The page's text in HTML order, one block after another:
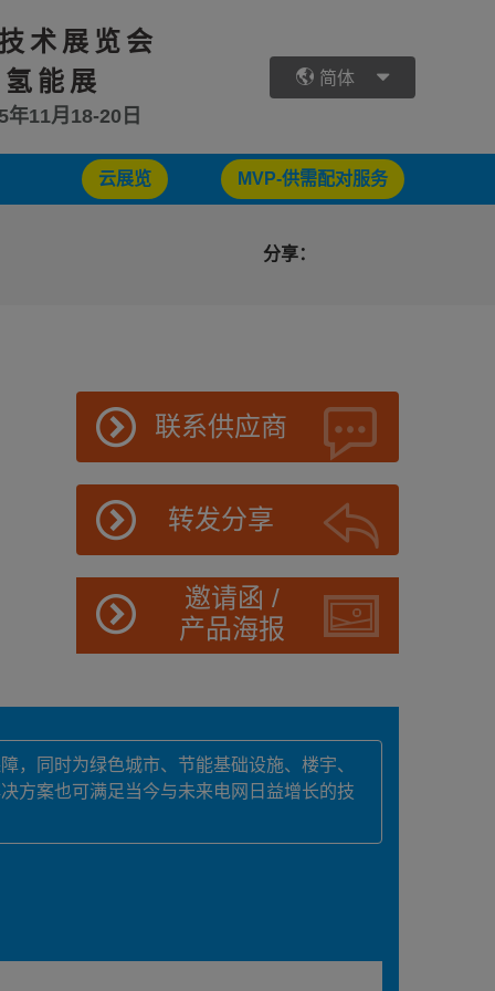
术展览会
能展
年11月18-20日
简体
云展览 MVP-供需配对服务
分享：
联系供应商
转发分享
邀请函 /
产品海报
，同时为绿色城市、节能基础设施、楼宇、
方案也可满足当今与未来电网日益增长的技